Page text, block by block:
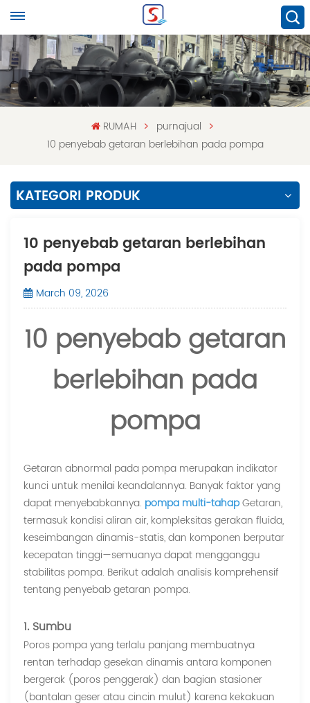
RUMAH
purnajual
10 penyebab getaran berlebihan pada pompa
KATEGORI PRODUK
10 penyebab getaran berlebihan
pada pompa
March 09, 2026
10 penyebab getaran
berlebihan pada
pompa
Getaran abnormal pada pompa merupakan indikator
kunci untuk menilai keandalannya. Banyak faktor yang
dapat menyebabkannya. pompa multi-tahapGetaran,
termasuk kondisi aliran air, kompleksitas gerakan fluida,
keseimbangan dinamis-statis, dan komponen berputar
kecepatan tinggi—semuanya dapat mengganggu
stabilitas pompa. Berikut adalah analisis komprehensif
tentang penyebab getaran pompa.
1. Sumbu
Poros pompa yang terlalu panjang membuatnya
rentan terhadap gesekan dinamis antara komponen
bergerak (poros penggerak) dan bagian stasioner
(bantalan geser atau cincin mulut) karena kekakuan